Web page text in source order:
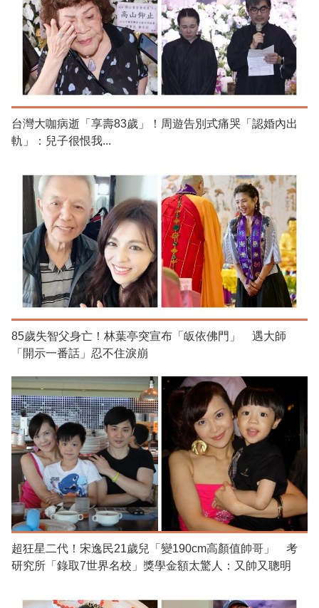
台灣大咖病逝「享壽83歲」！周遊告別式痛哭「認婚內出
軌」：兒子很恨我...
85歲失智父身亡！林葉亭突宣布「皈依佛門」 遇大師
「開示一番話」忍不住淚崩
超狂星二代！宋逸民21歲兒「變190cm高顏值帥哥」 考
研究所「錄取7世界名校」獎學金額太驚人：又帥又聰明